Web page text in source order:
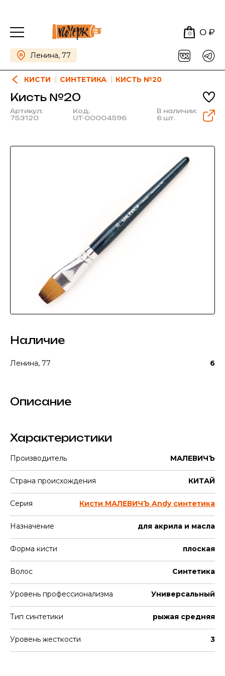
0 0 ₽
Ленина, 77
КИСТИ СИНТЕТИКА КИСТЬ №20
Кисть №20
Артикул:
753120
Код:
UT-00004596
В наличии:
6 шт.
Наличие
Ленина, 77 6
Описание
Характеристики
Производитель МАЛЕВИЧЪ
Страна происхождения КИТАЙ
Серия Кисти МАЛЕВИЧЪ Andy синтетика
Назначение для акрила и масла
Форма кисти плоская
Волос Синтетика
Уровень профессионализма Универсальный
Тип синтетики рыжая средняя
Уровень жесткости 3